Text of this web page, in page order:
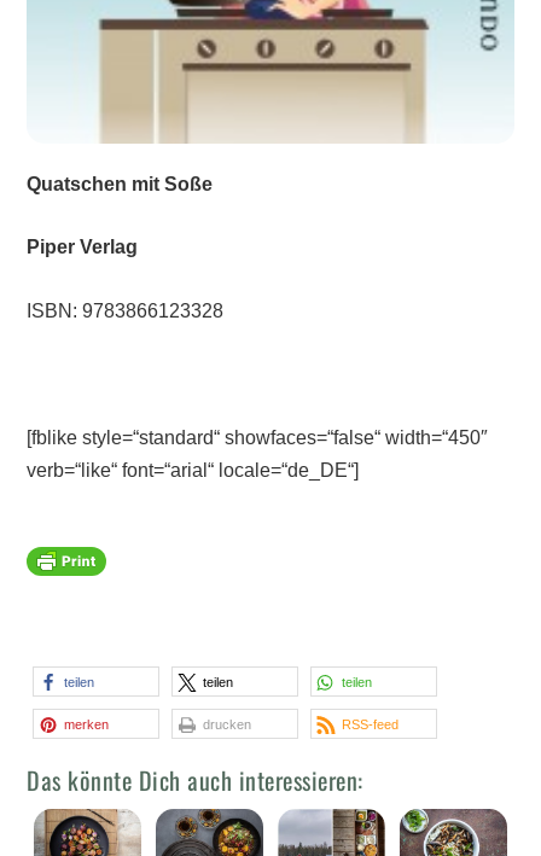
Quatschen mit Soße
Piper Verlag
ISBN: 9783866123328
[fblike style=“standard“ showfaces=“false“ width=“450″
verb=“like“ font=“arial“ locale=“de_DE“]
teilen teilen teilen
merken drucken RSS-feed
Das könnte Dich auch interessieren: